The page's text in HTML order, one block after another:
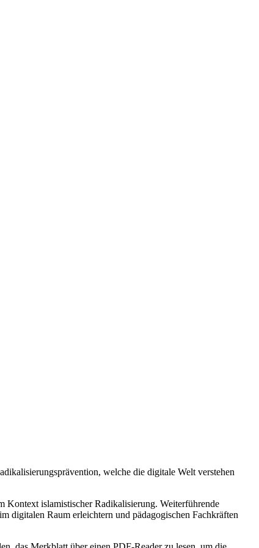
welche die digitale Welt verstehen
islamistischer Radikalisierung. Weiterführende
digitalen Raum erleichtern und pädagogischen Fachkräften